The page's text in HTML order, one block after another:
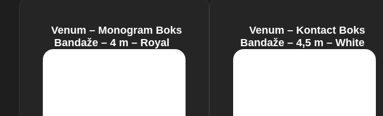
Venum – Monogram Boks
Bandaže – 4 m – Royal
Venum – Kontact Boks
Bandaže – 4,5 m – White